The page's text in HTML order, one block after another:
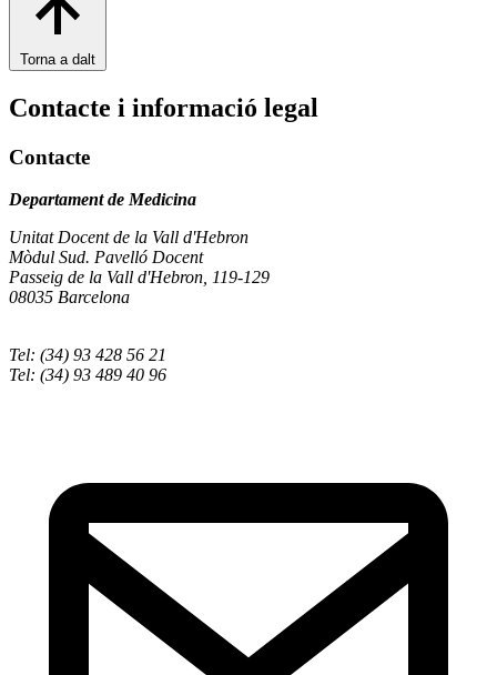
Torna a dalt
Contacte i informació legal
Contacte
Departament de Medicina
Unitat Docent de la Vall d'Hebron
Mòdul Sud. Pavelló Docent
Passeig de la Vall d'Hebron, 119-129
08035 Barcelona
Tel: (34) 93 428 56 21
Tel: (34) 93 489 40 96